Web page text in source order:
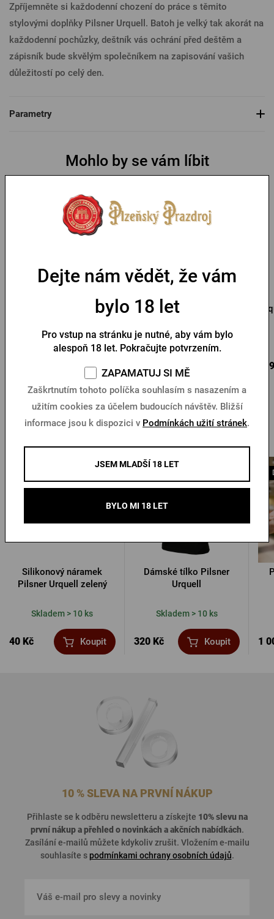
Zpříjemněte si každodenní chození do práce s těmito
stylovými doplňky Pilsner Urquell. Batoh je velký tak akorát na
každodenní pochůzky, deštník vás ochrání před deštěm a
zápisník bude skvělým společníkem na zapisování vašich
důležitostí po celý den.
Parametry
Mohlo by se vám líbit
Termotaška Pilsner
Skladem > 10 ks
Koupit
Taška na láhve Pilsner
Urquell
Skladem > 10 ks
Silikonový náramek
Pilsner Urquell zelený
Skladem > 10 ks
40 Kč Koupit
Dámské tílko Pilsner
Urquell
Skladem > 10 ks
320 Kč Koupit 1
10 % SLEVA NA PRVNÍ NÁKUP
Přihlaste se k odběru newsletteru a získejte 10% slevu na
první nákup a přehled o novinkách a akčních nabídkách.
Zasílání e-mailů můžete kdykoliv zrušit. Vložením e-mailu
souhlasíte s podmínkami ochrany osobních údajů.
Dejte nám vědět, že vám
bylo 18 let
Pro vstup na stránku je nutné, aby vám bylo
alespoň 18 let. Pokračujte potvrzením.
ZAPAMATUJ SI MĚ
Zaškrtnutím tohoto políčka souhlasím s nasazením a
užitím cookies za účelem budoucích návštěv. Bližší
informace jsou k dispozici v Podmínkách užití stránek.
JSEM MLADŠÍ 18 LET
BYLO MI 18 LET